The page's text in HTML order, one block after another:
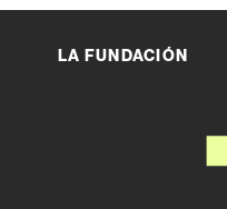
LA FUNDACIÓN